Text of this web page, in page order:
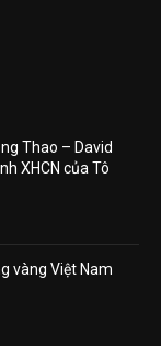
Thao – David
XHCN của Tô
vàng Việt Nam